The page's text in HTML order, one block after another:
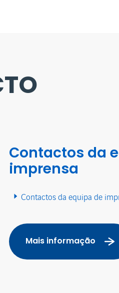
Contactos da
imprensa
Contactos da equipa de
Mais informação